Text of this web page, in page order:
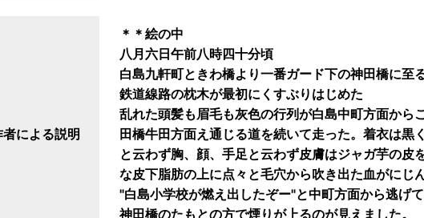
者による説明
＊＊絵の中
八月六日午前八時四十分頃
白島九軒町ときわ橋より一番ガード下の神田橋に至
鉄道線路の枕木が最初にくすぶりはじめた
乱れた頭髪も眉毛も灰色の行列が白島中町方面から
田橋牛田方面え通じる道を続いて走った。着衣は黒
と云わず胸、顔、手足と云わず皮膚はジャガ芋の皮
な皮下脂肪の上に点々と毛穴から吹き出た血がにじ
"白島小学校が燃え出したぞー"と中町方面から逃げて
神田橋のたもとの方で煙りが上るのが見えました。